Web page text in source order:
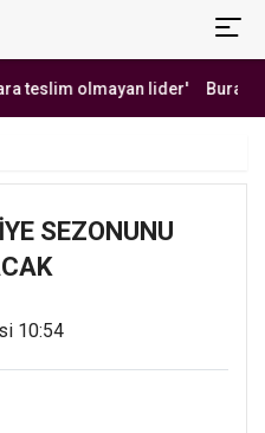
olmayan lider' Burak
SEZONUNU
10:54